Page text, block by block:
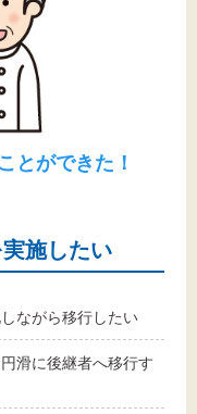
とができた！
施したい
ながら移行したい
滑に後継者へ移行す